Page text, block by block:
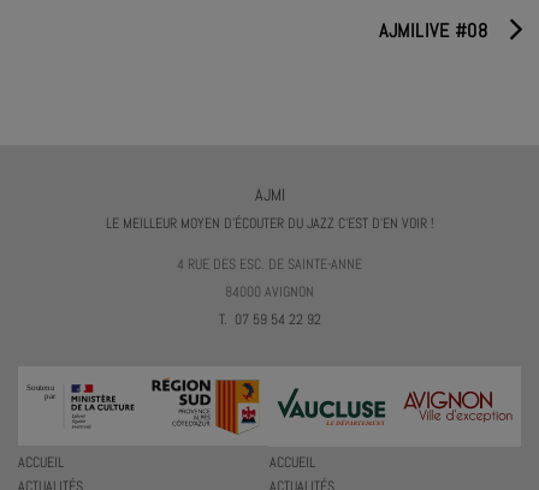
AJMILIVE #08
AJMI
LE MEILLEUR MOYEN D'ÉCOUTER DU JAZZ C'EST D'EN VOIR !
4 RUE DES ESC. DE SAINTE-ANNE
84000 AVIGNON
T. 07 59 54 22 92
ACCUEIL
ACTUALITÉS
ACCUEIL
ACTUALITÉS